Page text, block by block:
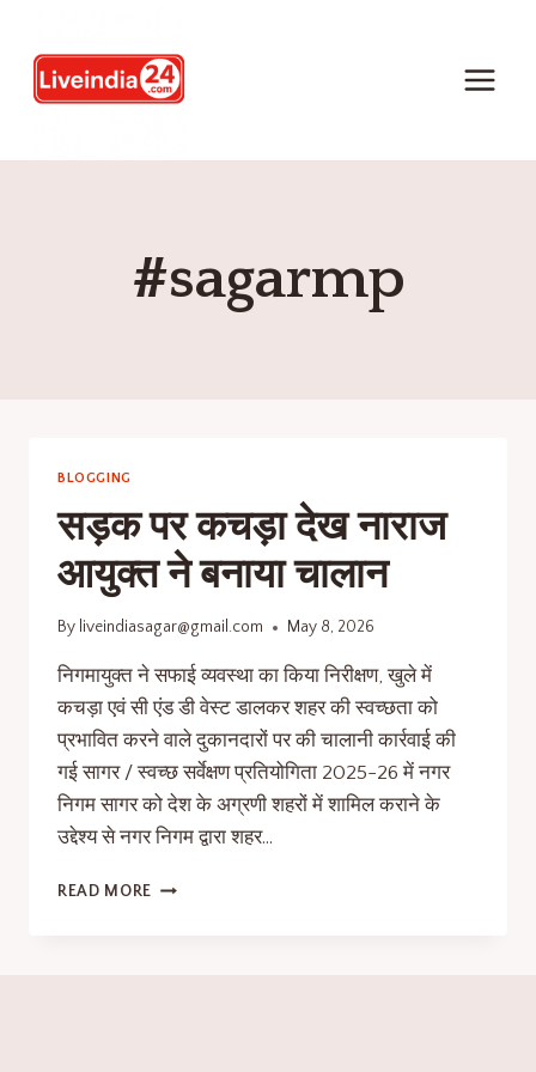
#sagarmp
BLOGGING
सड़क पर कचड़ा देख नाराज
आयुक्त ने बनाया चालान
By liveindiasagar@gmail.com May 8, 2026
निगमायुक्त ने सफाई व्यवस्था का किया निरीक्षण, खुले में
कचड़ा एवं सी एंड डी वेस्ट डालकर शहर की स्वच्छता को
प्रभावित करने वाले दुकानदारों पर की चालानी कार्रवाई की
गई सागर / स्वच्छ सर्वेक्षण प्रतियोगिता 2025-26 में नगर
निगम सागर को देश के अग्रणी शहरों में शामिल कराने के
उद्देश्य से नगर निगम द्वारा शहर…
READ MORE